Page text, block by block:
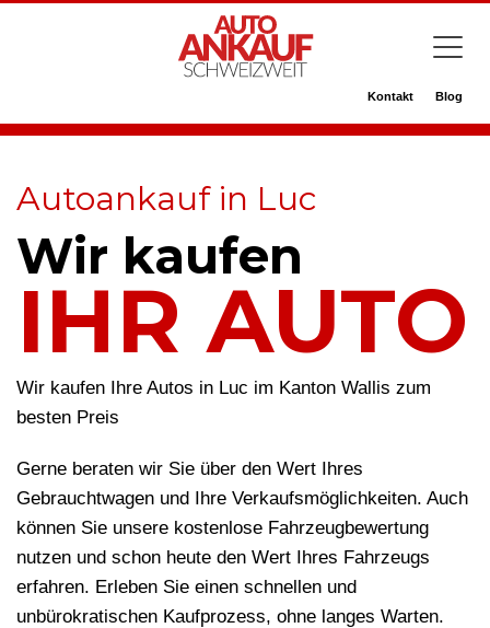
Kontakt Blog
Autoankauf in Luc
Wir kaufen
IHR AUTO
Wir kaufen Ihre Autos in Luc im Kanton Wallis zum
besten Preis
Gerne beraten wir Sie über den Wert Ihres
Gebrauchtwagen und Ihre Verkaufsmöglichkeiten. Auch
können Sie unsere kostenlose Fahrzeugbewertung
nutzen und schon heute den Wert Ihres Fahrzeugs
erfahren. Erleben Sie einen schnellen und
unbürokratischen Kaufprozess, ohne langes Warten.